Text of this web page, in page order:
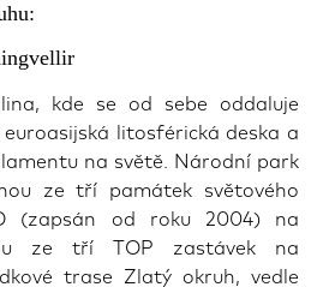
kde se od sebe oddaluje
litosférická deska a
na světě. Národní park
ze tří památek světového
(zapsán od roku 2004) na
ze tří TOP zastávek na
trase Zlatý okruh, vedle